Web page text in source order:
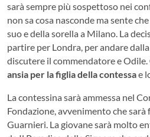
sarà sempre più sospettoso nei
non sa cosa nasconde ma sente
suo e della sorella a Milano. La
partire per Londra, per andare
discutere il commendatore e Odile.
ansia per la figlia della contessae
La contessina sarà ammessa nel
Fondazione, avvenimento che sarà
Guarnieri. La giovane sarà molto